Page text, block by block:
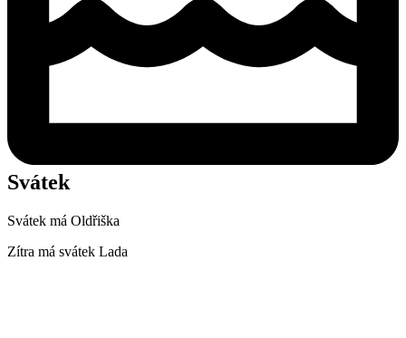
Svátek
Svátek má Oldřiška
Zítra má svátek Lada